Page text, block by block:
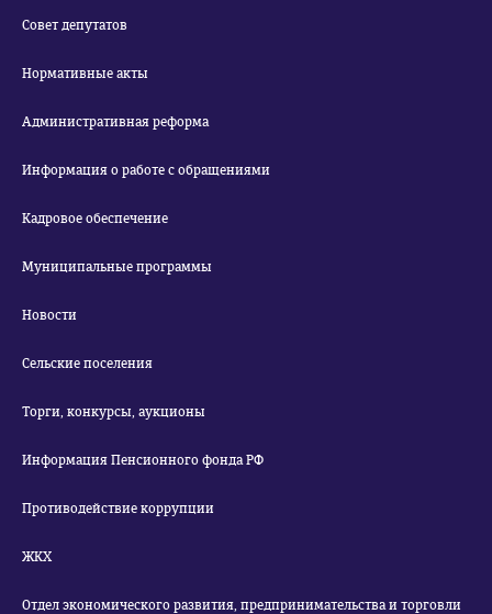
Совет депутатов
Нормативные акты
Административная реформа
Информация о работе с обращениями
Кадровое обеспечение
Муниципальные программы
Новости
Сельские поселения
Торги, конкурсы, аукционы
Информация Пенсионного фонда РФ
Противодействие коррупции
ЖКХ
Отдел экономического развития, предпринимательства и торговли